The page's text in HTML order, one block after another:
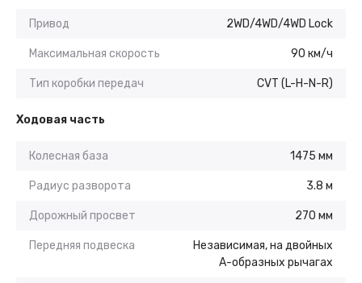
Привод 2WD/4WD/4WD Lock
Максимальная скорость 90 км/ч
Тип коробки передач CVT (L-H-N-R)
Ходовая часть
Колесная база 1475 мм
Радиус разворота 3.8 м
Дорожный просвет 270 мм
Передняя подвеска
Независимая, на двойных
А-образных рычагах